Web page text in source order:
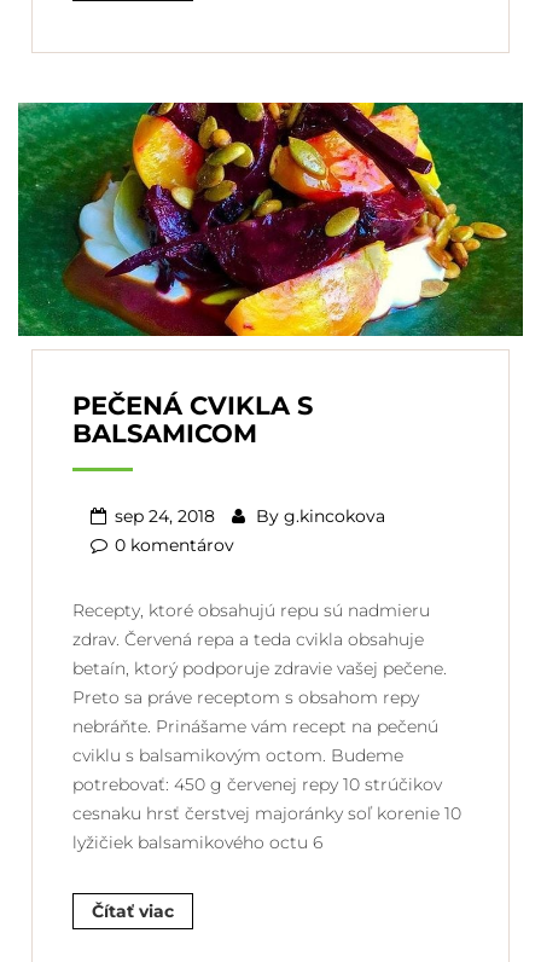
PEČENÁ CVIKLA S
BALSAMICOM
sep 24, 2018 By g.kincokova
0 komentárov
Recepty, ktoré obsahujú repu sú nadmieru
zdrav. Červená repa a teda cvikla obsahuje
betaín, ktorý podporuje zdravie vašej pečene.
Preto sa práve receptom s obsahom repy
nebráňte. Prinášame vám recept na pečenú
cviklu s balsamikovým octom. Budeme
potrebovať: 450 g červenej repy 10 strúčikov
cesnaku hrsť čerstvej majoránky soľ korenie 10
lyžičiek balsamikového octu 6
Čítať viac